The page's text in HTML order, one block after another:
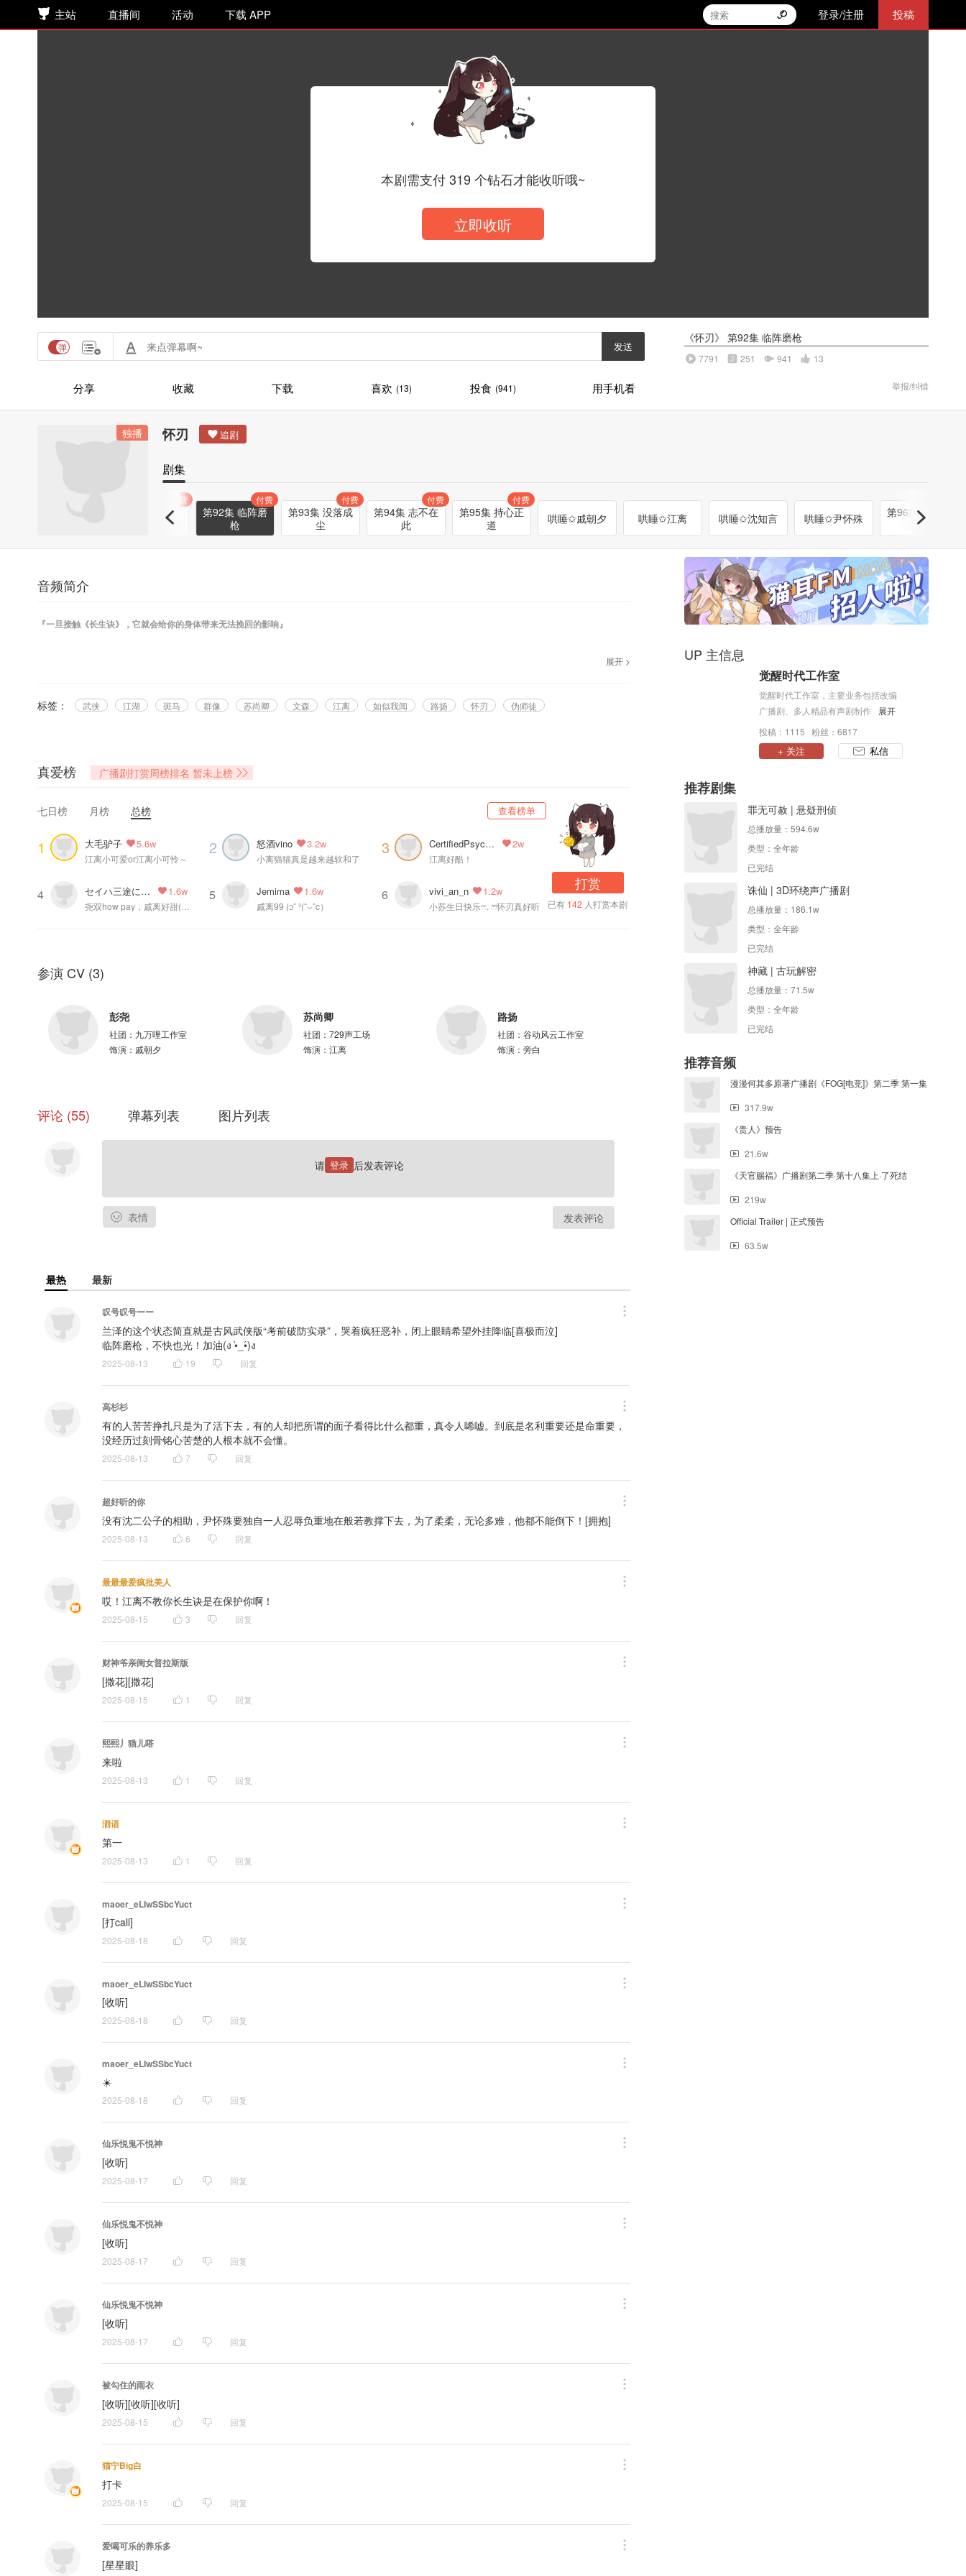
主站 直播间 活动 下载 APP 登录/注册 投稿
本剧需支付 319 个钻石才能收听哦~
立即收听
发送
分享 收藏 下载 喜欢 (13) 投食 (941) 用手机看
《怀刃》 第92集 临阵磨枪
7791 251 941 13
举报/纠错
独播 怀刃
剧集
第91集 就此了
付费
第92集 临阵磨
枪
付费
第93集 没落成
尘
付费
第94集 志不在
此
付费
第95集 持心正
道
付费
哄睡✩戚朝夕 哄睡✩江离 哄睡✩沈知言 哄睡✩尹怀殊
第96集 叛徒余
孽
音频简介
『一旦接触《长生诀》，它就会给你的身体带来无法挽回的影响』
如似我闻原著，觉醒时代、九怀中文网联合出品制作，九万哩工作室录制，猫耳FM独播，古风纯爱有声剧《怀刃》，5月17日起每日20点更新，欢迎收听~
路扬 饰 旁白
斑马 饰 江兰泽
路扬 饰 宁钰
天泽、灵均等
⊱— 制作组 —⊰
制作人：西门紫烟、小光
配音导演：西门紫烟
统筹：田田
录音师：任璐、文静
展开 >
标签： 武侠 江湖 斑马 群像 苏尚卿 文森 江离 如似我闻 路扬 怀刃 伪师徒
真爱榜 广播剧打赏周榜排名 暂未上榜
七日榜 月榜 总榜 查看榜单
1 大毛驴子 5.6w
江离小可爱or江离小可怜～
2 怒酒vino 3.2w
小离猫猫真是越来越软和了
3 CertifiedPsychopath 2w
江离好酷！
4 セイハ三途にハマリ中 1.6w 5 Jemima 1.6w
戚离99 (ɔˆ ³(ˆ⌣ˆc）
6 vivi_an_n 1.2w
小苏生日快乐ෆ. ෆ⃛怀刃真好听
打赏
已有 142 人打赏本剧
参演 CV (3)
彭尧
社团： 九万哩工作室
饰演： 戚朝夕
苏尚卿
社团： 729声工场
饰演： 江离
路扬
社团： 谷动风云工作室
饰演： 旁白
评论 55 弹幕列表 图片列表
请 登录 后发表评论
表情 发表评论
最热 最新
叹号叹号ーー
兰泽的这个状态简直就是古风武侠版“考前破防实录”，哭着疯狂恶补，闭上眼睛希望外挂降临[喜极而泣]
临阵磨枪，不快也光！加油(ง •̀_•́)ง
2025-08-13 19 回复
高杉杉
有的人苦苦挣扎只是为了活下去，有的人却把所谓的面子看得比什么都重，真令人唏嘘。到底是名利重要还是命重要，
没经历过刻骨铭心苦楚的人根本就不会懂。
2025-08-13 7 回复
超好听的你
没有沈二公子的相助，尹怀殊要独自一人忍辱负重地在般若教撑下去，为了柔柔，无论多难，他都不能倒下！[拥抱]
2025-08-13 6 回复
最最最爱疯批美人
哎！江离不教你长生诀是在保护你啊！
2025-08-15 3 回复
财神爷亲闺女普拉斯版
[撒花][撒花]
2025-08-15 1 回复
熙熙丿猫儿嗒
来啦
2025-08-13 1 回复
泗谙
第一
2025-08-13 1 回复
maoer_eLIwSSbcYuct
[打call]
2025-08-18 回复
maoer_eLIwSSbcYuct
[收听]
2025-08-18 回复
maoer_eLIwSSbcYuct
☀️
2025-08-18 回复
仙乐悦鬼不悦神
[收听]
2025-08-17 回复
仙乐悦鬼不悦神
[收听]
2025-08-17 回复
仙乐悦鬼不悦神
[收听]
2025-08-17 回复
被勾住的雨衣
[收听][收听][收听]
2025-08-15 回复
猫宁Big白
打卡
2025-08-15 回复
爱喝可乐的养乐多
[星星眼]
UP 主信息
觉醒时代工作室
觉醒时代工作室，主要业务包括改编
广播剧、多人精品有声剧制作出品；
下设二九次元原创工作室，专注原创
品牌制作、原创IP孵化。
展开
投稿：1115 粉丝：6817
+ 关注 私信
推荐剧集
罪无可赦 | 悬疑刑侦
总播放量： 594.6w
类型： 全年龄
已完结
诛仙 | 3D环绕声广播剧
总播放量： 186.1w
类型： 全年龄
已完结
神藏 | 古玩解密
总播放量： 71.5w
类型： 全年龄
已完结
推荐音频
漫漫何其多原著广播剧《FOG[电竞]》第二季 第一集
317.9w
《贵人》预告
21.6w
《天官赐福》广播剧第二季·第十八集上·了死结
219w
Official Trailer | 正式预告
63.5w